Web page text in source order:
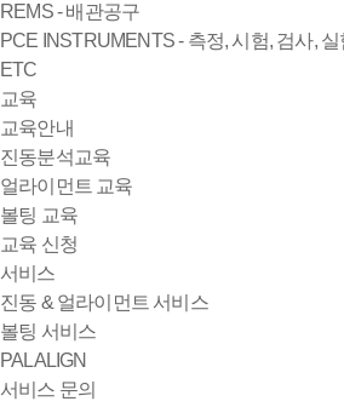
REMS - 배관공구
PCE INSTRUMENTS - 측정, 시험, 검사, 실
ETC
교육
교육안내
진동분석교육
얼라이먼트 교육
볼팅 교육
교육 신청
서비스
진동 & 얼라이먼트 서비스
볼팅 서비스
PALALIGN
서비스 문의